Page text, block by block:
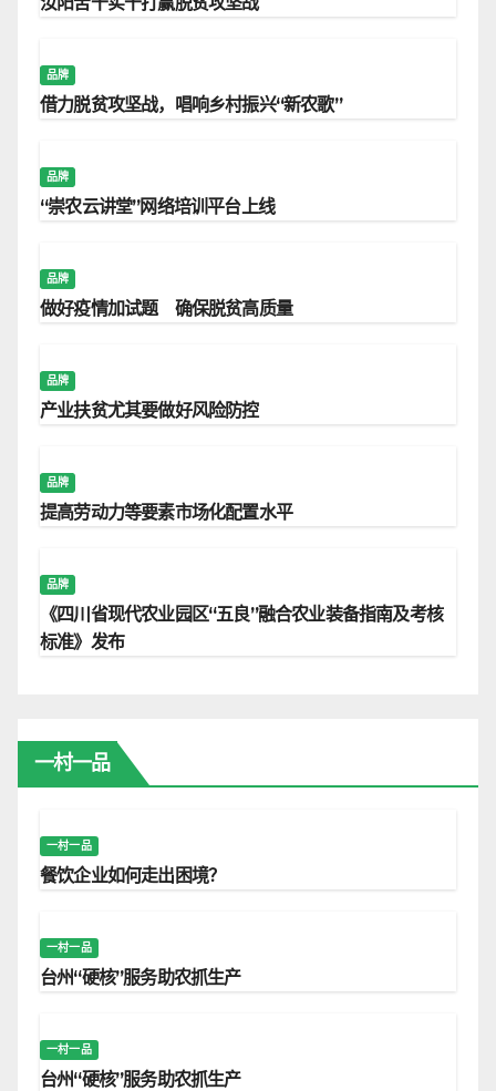
品牌
借力脱贫攻坚战，唱响乡村振兴“新农歌”
品牌
“崇农云讲堂”网络培训平台上线
品牌
做好疫情加试题 确保脱贫高质量
品牌
产业扶贫尤其要做好风险防控
品牌
提高劳动力等要素市场化配置水平
品牌
《四川省现代农业园区“五良”融合农业装备指南及考核
标准》发布
一村一品
一村一品
餐饮企业如何走出困境？
一村一品
台州“硬核”服务助农抓生产
一村一品
台州“硬核”服务助农抓生产